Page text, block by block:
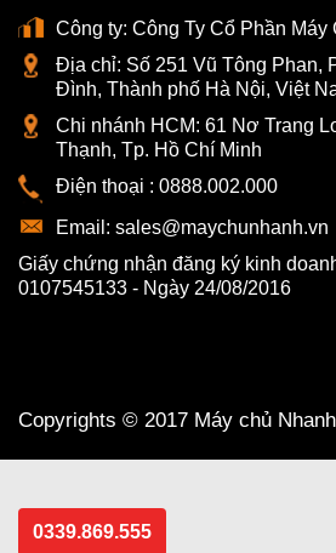
0339.869.555
Công ty: Công Ty Cổ Phần Máy
Địa chỉ: Số 251 Vũ Tông Phan,
Đình, Thành phố Hà Nội, Việt
Chi nhánh HCM: 61 Nơ Trang
Thạnh, Tp. Hồ Chí Minh
Điện thoại : 0888.002.000
Email: sales@maychunhanh.vn
Giấy chứng nhận đăng ký kinh
0107545133 - Ngày 24/08/2016
Copyrights © 2017 Máy chủ